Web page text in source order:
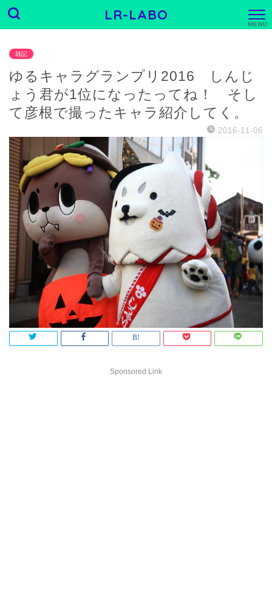
LR-LABO
E
雑記
ゆるキャラグランプリ2016 しんじ
ょう君が1位になったってね！ そし
て彦根で撮ったキャラ紹介してく。
2016-11-06
Sponsored Link